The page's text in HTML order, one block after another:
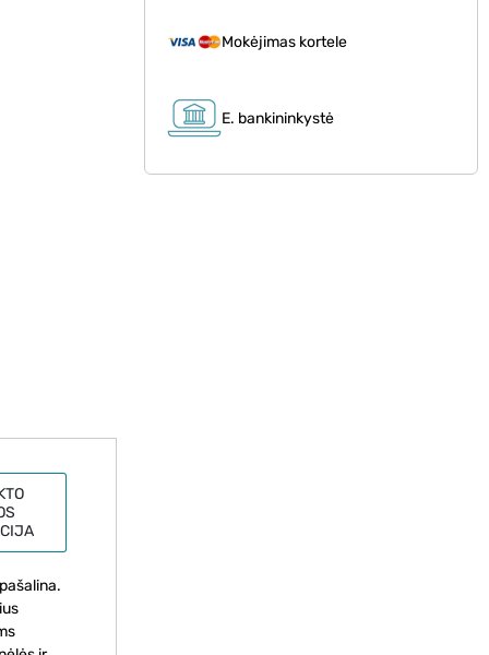
Mokėjimas kortele
E. bankininkystė